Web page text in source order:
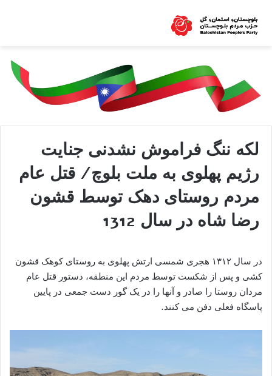
لکه ننگ فراموش نشدنی جنایت
رژیم پهلوی به ملت بلوچ/ قتل عام
مردم روستای دهک توسط قشون
رضا شاه در سال 1312
در سال ۱۳۱۲ هجری شمسی ارتش پهلوی به‌ روستای کوهک قشون
کشی و‌ پس از شکست توسط مردم این منطقه، دستور قتل عام
مردان روستا را صادر و آنها را در یک گور دست جمعی در پایین
پاسگاه فعلی دفن می کنند.